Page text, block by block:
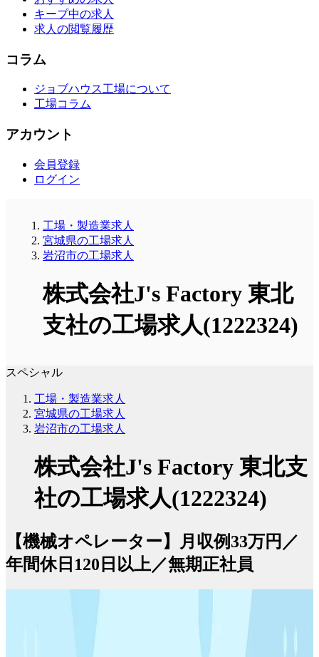
キープ中の求人
求人の閲覧履歴
コラム
ジョブハウス工場について
工場コラム
アカウント
会員登録
ログイン
工場・製造業求人
宮城県の工場求人
岩沼市の工場求人
株式会社J's Factory 東北
支社の工場求人(1222324)
スペシャル
工場・製造業求人
宮城県の工場求人
岩沼市の工場求人
株式会社J's Factory 東北支
社の工場求人(1222324)
【機械オペレーター】月収例33万円／
年間休日120日以上／無期正社員